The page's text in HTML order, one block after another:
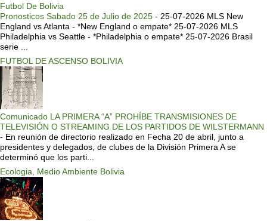
Futbol De Bolivia
Pronosticos Sabado 25 de Julio de 2025 - 25-07-2026 MLS New
England vs Atlanta - *New England o empate* 25-07-2026 MLS
Philadelphia vs Seattle - *Philadelphia o empate* 25-07-2026 Brasil
serie ...
FUTBOL DE ASCENSO BOLIVIA
Comunicado LA PRIMERA “A” PROHÍBE TRANSMISIONES DE
TELEVISIÓN O STREAMING DE LOS PARTIDOS DE WILSTERMANN
- En reunión de directorio realizado en Fecha 20 de abril, junto a
presidentes y delegados, de clubes de la División Primera A se
determinó que los parti...
Ecologia, Medio Ambiente Bolivia